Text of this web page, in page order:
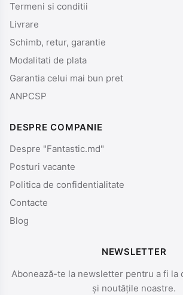
Termeni si conditii
Livrare
Schimb, retur, garantie
Modalitati de plata
Garantia celui mai bun pret
ANPCSP
DESPRE COMPANIE
Despre "Fantastic.md"
Posturi vacante
Politica de confidentialitate
Contacte
Blog
NEWSLETTER
Abonează-te la newsletter pentru a fi la
și noutățile noastre.